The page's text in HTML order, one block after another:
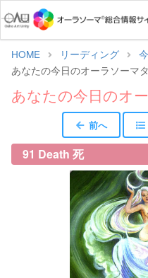
HOME リーディング
あなたの今日のオーラソーマ
あなたの今日のオ
前へ
91 Death 死